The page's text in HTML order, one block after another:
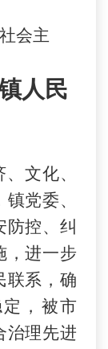
会主
人民
文化、
党委、
控、纠
，进一步
联系，确
，被市
治理先进